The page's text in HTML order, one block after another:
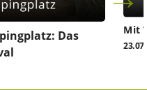
Das
Mit